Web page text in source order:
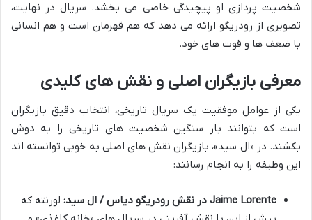
شخصیت پردازی او پیچیدگی خاصی می بخشد. سریال در نهایت،
تصویری از رودریگو ارائه می دهد که هم قهرمان است و هم انسانی
با ضعف ها و قوت های خود.
معرفی بازیگران اصلی و نقش های کلیدی
یکی از عوامل موفقیت یک سریال تاریخی، انتخاب دقیق بازیگران
است که بتوانند بار سنگین شخصیت های تاریخی را به دوش
بکشند. در «ال سید»، بازیگران نقش های اصلی به خوبی توانسته اند
این وظیفه را به انجام رسانند:
Jaime Lorente در نقش رودریگو دیاس / ال سید:
لورنته که